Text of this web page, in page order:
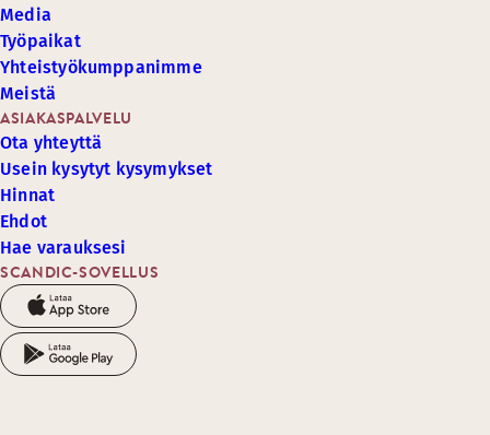
SCANDIC-SOVELLUS
ASIAKASPALVELU
Ota yhteyttä
Usein kysytyt kysymykset
Hinnat
Ehdot
Hae varauksesi
Media
Työpaikat
Yhteistyökumppanimme
Meistä